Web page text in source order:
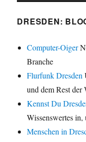
DRESDEN:
Computer-Oiger
Branche
Flurfunk Dresden
und dem Rest der
Kennst Du
Wissenswertes
Menschen in